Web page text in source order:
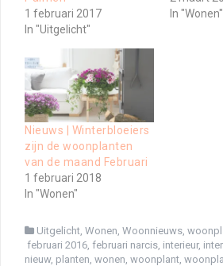
1 februari 2017
In "Uitgelicht"
In "Wonen"
Nieuws | Winterbloeiers
zijn de woonplanten
van de maand Februari
1 februari 2018
In "Wonen"
Uitgelicht Wonen Woonnieuws
februari 2016 februari narcis interieur,
nieuw, planten wonen woonplant